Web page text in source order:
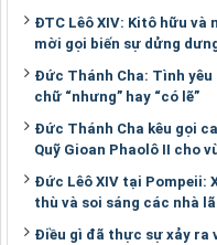
ĐTC Lêô XIV: Kitô hữu
mời gọi biến sự dửng
Đức Thánh Cha: Tình yêu
chữ “nhưng” hay “có lẽ”
Đức Thánh Cha kêu gọi
Quỹ Gioan Phaolô II cho
Đức Lêô XIV tại Pompeii:
thù và soi sáng các nhà
Điều gì đã thực sự xảy ra